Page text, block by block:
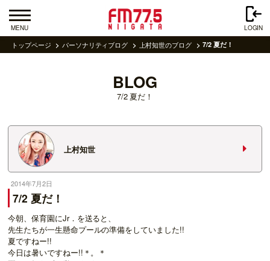
MENU LOGIN
トップページ パーソナリティブログ 上村知世のブログ 7/2 夏だ！
BLOG
7/2 夏だ！
上村知世
2014年7月2日
7/2 夏だ！
今朝、保育園にJr．を送ると、
先生たちが一生懸命プールの準備をしていました!!
夏ですねー!!
今日は暑いですねー!!＊。＊